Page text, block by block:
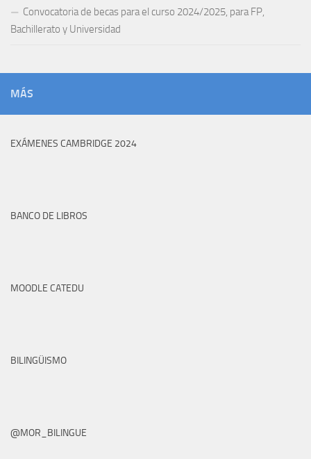
Convocatoria de becas para el curso 2024/2025, para FP,
Bachillerato y Universidad
MÁS
EXÁMENES CAMBRIDGE 2024
BANCO DE LIBROS
MOODLE CATEDU
BILINGÜISMO
@MOR_BILINGUE